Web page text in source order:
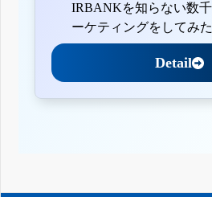
IRBANKを知らない数
ーケティングをしてみた
Detail